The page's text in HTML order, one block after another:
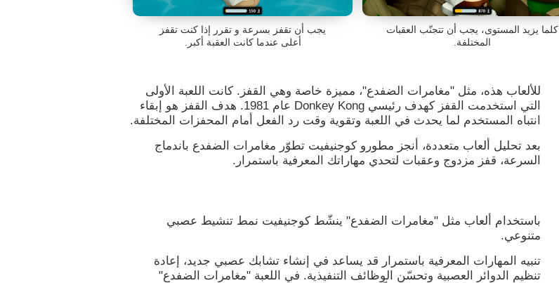
كلما يزيد المستوى، يجب أن تتجنّب العقبات
المختلفة.
يجب أن تقفز بسرعة و تقرر إذا كنت تقفز
أعلى عندما كانت العقبة أكبر.
للألعاب هذه، مثل "مغامرات الضفدع"، مميزة خاصة وهي القفز. كانت اللعبة الأولى
التي استخدمت القفز كهدف رئيسي Donkey Kong عام 1981. هدف القفز هو إبقاء
انتباه المستخدم لما يحدث في اللعبة وتقوية وقت رد الفعل أمام المحفزات المختلفة.
بعد تحليل ألعاب متعددة، أنجز مطورو كوجنيفيت تطوّر مغامرات الضفدع باندماج
السرعة، قفز مزدوج وعقبات لتحدي مهاراتك المعرفية باستمرار.
باستخدام ألعاب مثل "مغامرات الضفدع" ينشّط كوجنيفيت نمط تنشيط عصبي
متنوعي.
تنبيه المهارات المعرفية باستمرار قد يساعد في إنشاء تشابك عصبي جديد، إعادة
تنظيم الدوائر العصبية وتحسّن الوظائف التنفيذية. في اللعبة "مغامرات الضفدع"